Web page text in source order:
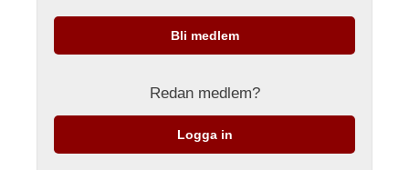
Bli medlem
Redan medlem?
Logga in